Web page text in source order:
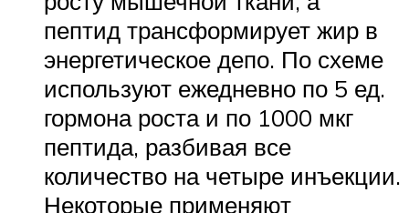
пептид трансформирует жир в
энергетическое депо. По схеме
используют ежедневно по 5 ед.
гормона роста и по 1000 мкг
пептида, разбивая все
количество на четыре инъекции.
Некоторые применяют